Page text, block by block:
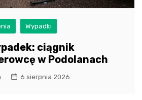
Wypadki
ciągnik
w Podolanach
6 sierpnia 2026